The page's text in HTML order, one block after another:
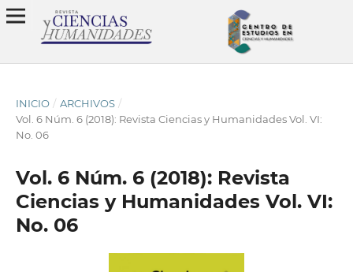
INICIO / ARCHIVOS /
Vol. 6 Núm. 6 (2018): Revista Ciencias y Humanidades Vol. VI:
No. 06
Vol. 6 Núm. 6 (2018): Revista
Ciencias y Humanidades Vol. VI:
No. 06